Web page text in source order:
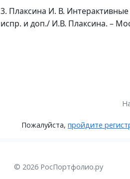
3. Плаксина И. В.
испр. и доп./ И.В. Плаксина. –
Пожалуйста, пройдите
© 2026 РосПортфолио.ру